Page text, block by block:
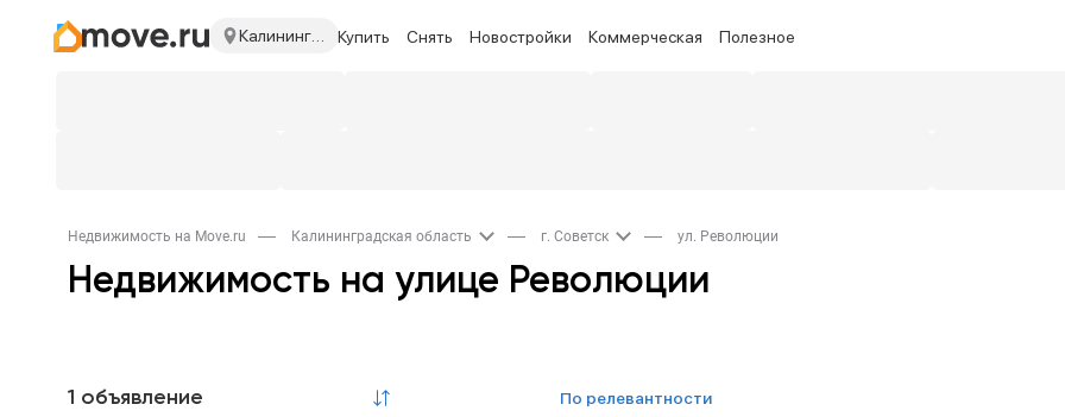
Калининградская область Купить Снять Новостройки Коммерческая Полезное
Недвижимость на Move.ru Калининградская область г. Советск ул. Революции
Недвижимость на улице Революции
1 объявление по релевантности